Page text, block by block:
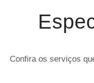
Confira os serviços